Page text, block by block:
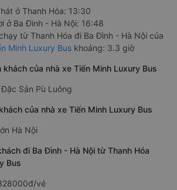
ở Thanh Hóa: 13:30
ở Ba Đình - Hà Nội: 16:48
từ Thanh Hóa đi Ba Đình - Hà Nội của
Minh Luxury Bus khoảng: 3.3 giờ
khách của nhà xe Tiến Minh Luxury Bus
Sản Pù Luông
của nhà xe Tiến Minh Luxury Bus
Hà Nội
đi Ba Đình - Hà Nội từ Thanh Hóa
Bus
vé